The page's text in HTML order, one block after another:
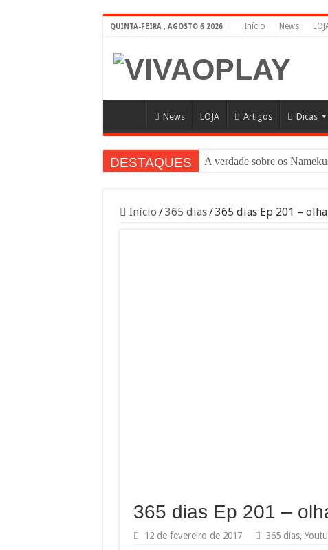
QUINTA-FEIRA , AGOSTO 6 2026 Início News
News LOJA Artigos Dicas
DESTAQUES A verdade sobre os
Início /365 dias/365 dias Ep 201 –
365 dias Ep 201 –
12 de fevereiro de 2017 365 dias,